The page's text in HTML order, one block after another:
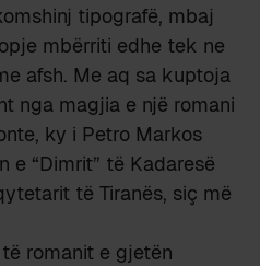
tipografë, mbaj
mbërriti edhe tek ne
afsh. Me aq sa kuptoja
nga magjia e një romani
ky i Petro Markos
e “Dimrit” të Kadaresë
të Tiranës, siç më
romanit e gjetën